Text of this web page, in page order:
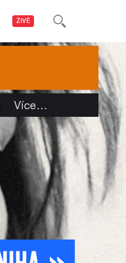
ŽIVĚ
Více…